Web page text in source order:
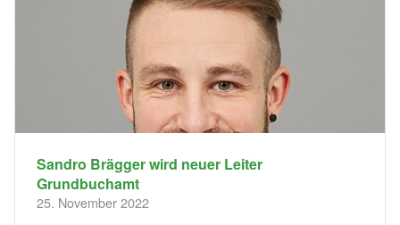
Sandro Brägger wird neuer Leiter
Grundbuchamt
25. November 2022